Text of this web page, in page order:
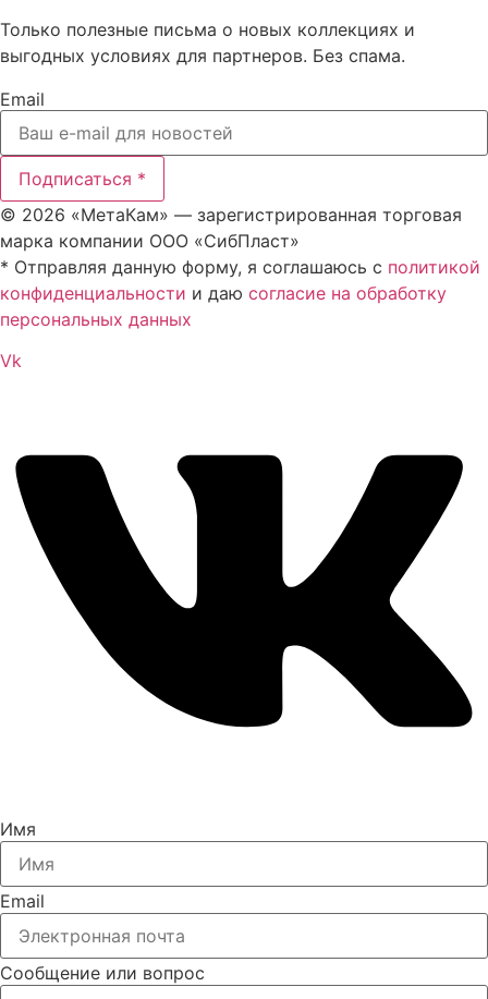
Только полезные письма о новых коллекциях и
выгодных условиях для партнеров. Без спама.
Email
Подписаться *
© 2026 «МетаКам» — зарегистрированная торговая
марка компании ООО «СибПласт»
* Отправляя данную форму, я соглашаюсь с политикой
конфиденциальности и даю согласие на обработку
персональных данных
Vk
Имя
Email
Сообщение или вопрос